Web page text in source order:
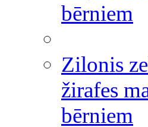
bērniem
Zilonis
žirafes
bērniem